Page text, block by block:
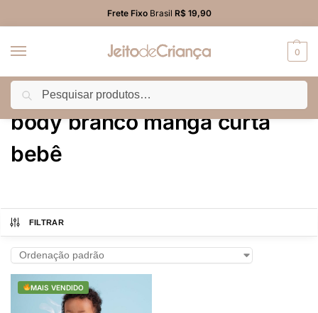
Frete FixoBrasil R$ 19,90
0
Início Produtos marcados com a tag “body branco manga curta bebê”
body branco manga curta
bebê
FILTRAR
MAIS VENDIDO